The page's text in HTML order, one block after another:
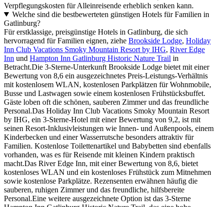
Verpflegungskosten für Alleinreisende erheblich senken kann.
Welche sind die bestbewerteten günstigen Hotels für Familien in
Gatlinburg?
Für erstklassige, preisgünstige Hotels in Gatlinburg, die sich
hervorragend für Familien eignen, ziehe Brookside Lodge, Holiday
Inn Club Vacations Smoky Mountain Resort by IHG, River Edge
Inn und Hampton Inn Gatlinburg Historic Nature Trail in
Betracht.Die 3-Sterne-Unterkunft Brookside Lodge bietet mit einer
Bewertung von 8,6 ein ausgezeichnetes Preis-Leistungs-Verhältnis
mit kostenlosem WLAN, kostenlosen Parkplätzen für Wohnmobile,
Busse und Lastwagen sowie einem kostenlosen Frühstücksbuffet.
Gäste loben oft die schönen, sauberen Zimmer und das freundliche
Personal.Das Holiday Inn Club Vacations Smoky Mountain Resort
by IHG, ein 3-Sterne-Hotel mit einer Bewertung von 9,2, ist mit
seinen Resort-Inklusivleistungen wie Innen- und Außenpools, einem
Kinderbecken und einer Wasserrutsche besonders attraktiv für
Familien. Kostenlose Toilettenartikel und Babybetten sind ebenfalls
vorhanden, was es für Reisende mit kleinen Kindern praktisch
macht.Das River Edge Inn, mit einer Bewertung von 8,6, bietet
kostenloses WLAN und ein kostenloses Frühstück zum Mitnehmen
sowie kostenlose Parkplätze. Rezensenten erwähnen häufig die
sauberen, ruhigen Zimmer und das freundliche, hilfsbereite
Personal.Eine weitere ausgezeichnete Option ist das 3-Sterne